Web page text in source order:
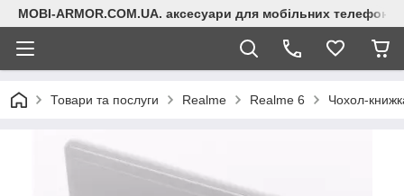
MOBI-ARMOR.COM.UA. аксесуари для мобільних телефонів
Товари та послуги Realme Realme 6 Чохол-